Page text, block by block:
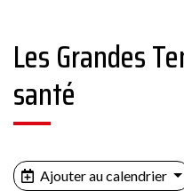
Les Grandes
santé
Ajouter au calendrier